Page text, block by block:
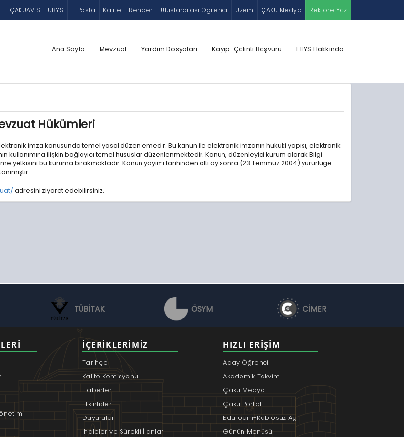
ÇAKÜAVİS UBYS E-Posta Kalite Rehber Uluslararası Öğrenci Uzem ÇAKÜ Medya Rektöre Yaz
Ana Sayfa Mevzuat Yardım Dosyaları Kayıp-Çalıntı Başvuru EBYS Hakkında
Hükümleri
imza konusunda temel yasal düzenlemedir. Bu kanun ile elektronik imzanın hukuki yapısı, elektronik
kullanımına ilişkin bağlayıcı temel hususlar düzenlenmektedir. Kanun, düzenleyici kurum olarak Bilgi
yetkisini bu kuruma bırakmaktadır. Kanun yayımı tarihinden altı ay sonra (23 Temmuz 2004) yürürlüğe
adresini ziyaret edebilirsiniz.
TÜBİTAK ÖSYM CİMER
İÇERIKLERIMIZ
Tarihçe
Kalite Komisyonu
Haberler
Etkinlikler
Duyurular
İhaleler ve Sürekli İlanlar
HIZLI ERIŞIM
Aday Öğrenci
Akademik Takvim
Çakü Medya
Çakü Portal
Eduroam-Kablosuz Ağ
Günün Menüsü